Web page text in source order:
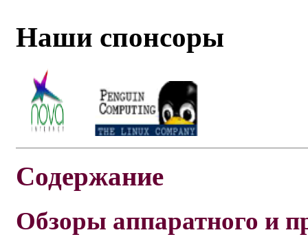
Наши спонсоры
Содержание
Обзоры аппаратного и